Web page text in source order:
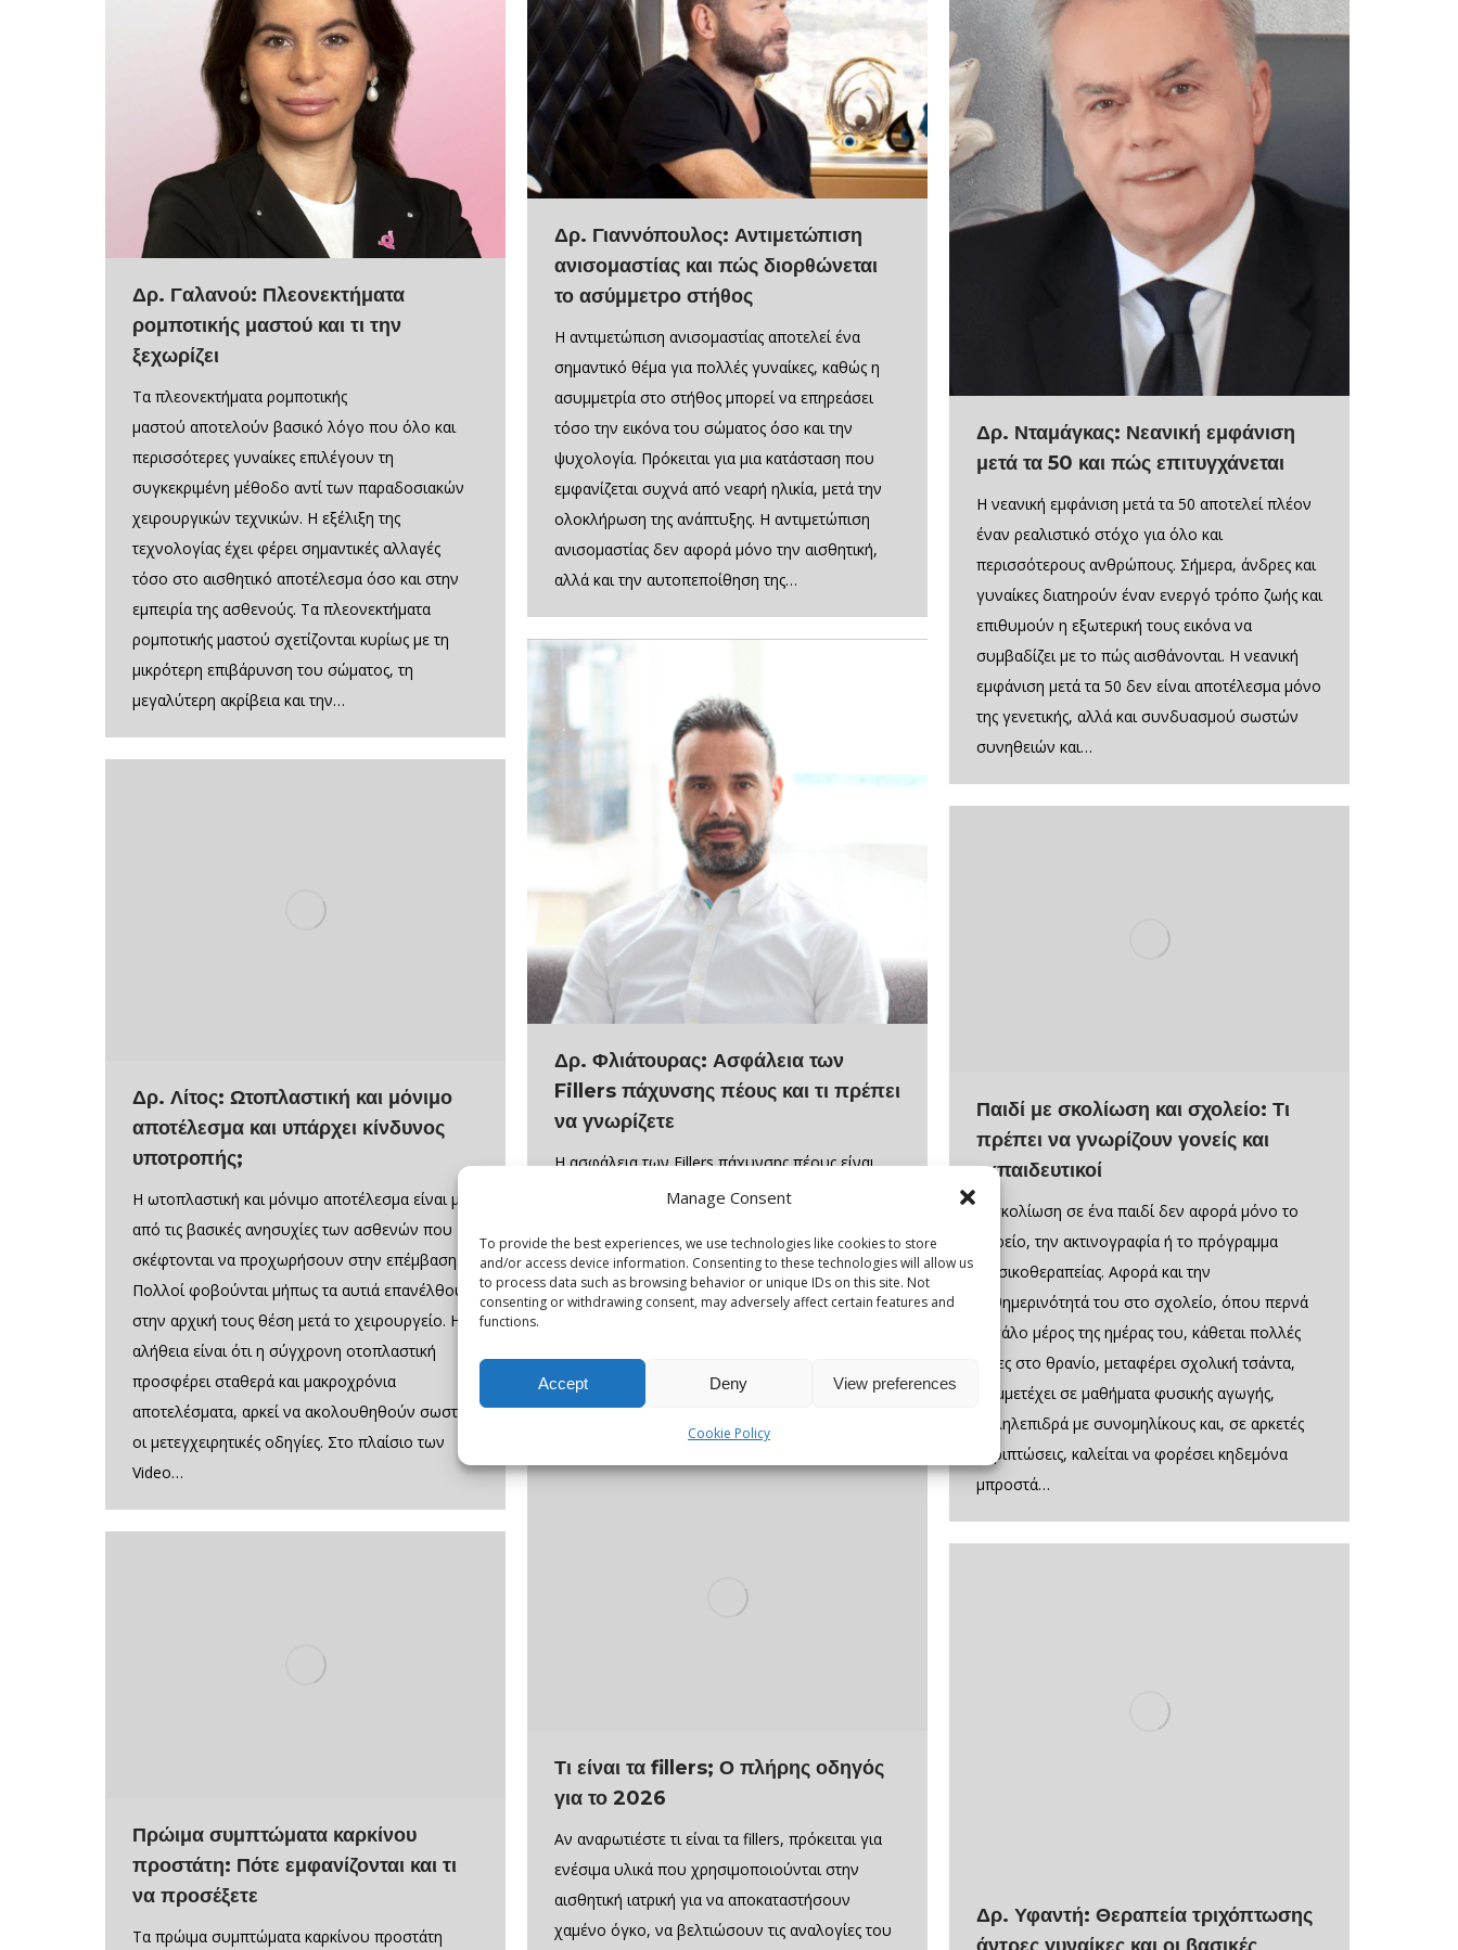
Manage Consent
To provide the best experiences, we use technologies like cookies to store
and/or access device information. Consenting to these technologies will allow us
to process data such as browsing behavior or unique IDs on this site. Not
consenting or withdrawing consent, may adversely affect certain features and
functions.
Accept Deny View preferences
Cookie Policy
Δρ. Γαλανού: Πλεονεκτήματα
ρομποτικής μαστού και τι την
ξεχωρίζει
Τα πλεονεκτήματα ρομποτικής
μαστού αποτελούν βασικό λόγο που όλο και
περισσότερες γυναίκες επιλέγουν τη
συγκεκριμένη μέθοδο αντί των παραδοσιακών
χειρουργικών τεχνικών. Η εξέλιξη της
τεχνολογίας έχει φέρει σημαντικές αλλαγές
τόσο στο αισθητικό αποτέλεσμα όσο και στην
εμπειρία της ασθενούς. Τα πλεονεκτήματα
ρομποτικής μαστού σχετίζονται κυρίως με τη
μικρότερη επιβάρυνση του σώματος, τη
μεγαλύτερη ακρίβεια και την…
Δρ. Γιαννόπουλος: Αντιμετώπιση
ανισομαστίας και πώς διορθώνεται
το ασύμμετρο στήθος
Η αντιμετώπιση ανισομαστίας αποτελεί ένα
σημαντικό θέμα για πολλές γυναίκες, καθώς η
ασυμμετρία στο στήθος μπορεί να επηρεάσει
τόσο την εικόνα του σώματος όσο και την
ψυχολογία. Πρόκειται για μια κατάσταση που
εμφανίζεται συχνά από νεαρή ηλικία, μετά την
ολοκλήρωση της ανάπτυξης. Η αντιμετώπιση
ανισομαστίας δεν αφορά μόνο την αισθητική,
αλλά και την αυτοπεποίθηση της…
Δρ. Νταμάγκας: Νεανική εμφάνιση
μετά τα 50 και πώς επιτυγχάνεται
Η νεανική εμφάνιση μετά τα 50 αποτελεί πλέον
έναν ρεαλιστικό στόχο για όλο και
περισσότερους ανθρώπους. Σήμερα, άνδρες και
γυναίκες διατηρούν έναν ενεργό τρόπο ζωής και
επιθυμούν η εξωτερική τους εικόνα να
συμβαδίζει με το πώς αισθάνονται. Η νεανική
εμφάνιση μετά τα 50 δεν είναι αποτέλεσμα μόνο
της γενετικής, αλλά και συνδυασμού σωστών
συνηθειών και…
Δρ. Φλιάτουρας: Ασφάλεια των
Fillers πάχυνσης πέους και τι πρέπει
να γνωρίζετε
Η ασφάλεια των Fillers πάχυνσης πέους είναι
ένα από τα βασικά ερωτήματα που απασχολούν
συγκεκριμένη αισθητική διαδικασία. Η ανησυχία
γύρω από την ασφάλεια είναι απολύτως λογική,
ιδιαίτερα όταν πρόκειται για μια μη χειρουργική
πέους βασίζεται τόσο στο υλικό που
χρησιμοποιείται όσο και στην εμπειρία…
Δρ. Λίτος: Ωτοπλαστική και μόνιμο
αποτέλεσμα και υπάρχει κίνδυνος
υποτροπής;
Η ωτοπλαστική και μόνιμο αποτέλεσμα είναι μία
από τις βασικές ανησυχίες των ασθενών που
σκέφτονται να προχωρήσουν στην επέμβαση.
Πολλοί φοβούνται μήπως τα αυτιά επανέλθουν
στην αρχική τους θέση μετά το χειρουργείο. Η
αλήθεια είναι ότι η σύγχρονη οτοπλαστική
προσφέρει σταθερά και μακροχρόνια
αποτελέσματα, αρκεί να ακολουθηθούν σωστά
οι μετεγχειρητικές οδηγίες. Στο πλαίσιο των
Video…
Παιδί με σκολίωση και σχολείο: Τι
πρέπει να γνωρίζουν γονείς και
εκπαιδευτικοί
Η σκολίωση σε ένα παιδί δεν αφορά μόνο το
ιατρείο, την ακτινογραφία ή το πρόγραμμα
φυσικοθεραπείας. Αφορά και την
καθημερινότητά του στο σχολείο, όπου περνά
μεγάλο μέρος της ημέρας του, κάθεται πολλές
ώρες στο θρανίο, μεταφέρει σχολική τσάντα,
συμμετέχει σε μαθήματα φυσικής αγωγής,
αλληλεπιδρά με συνομηλίκους και, σε αρκετές
περιπτώσεις, καλείται να φορέσει κηδεμόνα
μπροστά…
Τι είναι τα fillers; Ο πλήρης οδηγός
για το 2026
Αν αναρωτιέστε τι είναι τα fillers, πρόκειται για
ενέσιμα υλικά που χρησιμοποιούνται στην
αισθητική ιατρική για να αποκαταστήσουν
χαμένο όγκο, να βελτιώσουν τις αναλογίες του
Πρώιμα συμπτώματα καρκίνου
προστάτη: Πότε εμφανίζονται και τι
να προσέξετε
Tα πρώιμα συμπτώματα καρκίνου προστάτη
Δρ. Υφαντή: Θεραπεία τριχόπτωσης